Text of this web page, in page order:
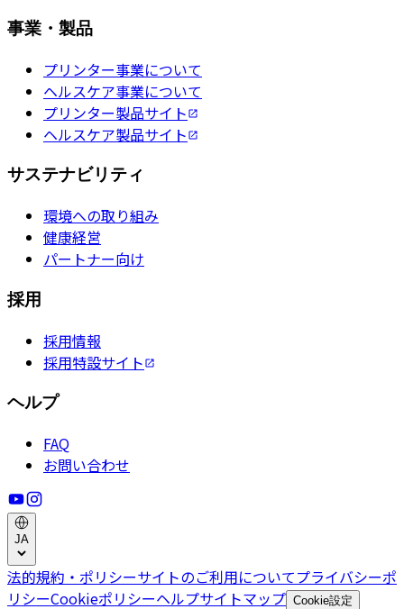
事業・製品
プリンター事業について
ヘルスケア事業について
プリンター製品サイト
ヘルスケア製品サイト
サステナビリティ
環境への取り組み
健康経営
パートナー向け
採用
採用情報
採用特設サイト
ヘルプ
FAQ
お問い合わせ
JA
法的規約・ポリシーサイトのご利用についてプライバシーポ
リシーCookieポリシーヘルプサイトマップ Cookie設定